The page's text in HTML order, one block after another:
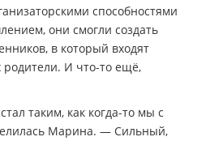
способностями
они смогли создать
в который входят
родители. И что-то ещё,
таким, как когда-то мы с
Марина. — Сильный,